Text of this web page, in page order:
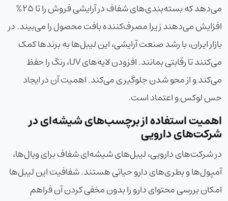
می‌دهد که بسته‌بندی‌های شفاف در آرایشی فروش را تا 25%
افزایش می‌دهند زیرا مصرف‌کننده بافت محصول را می‌بیند. در
بازار ایران، با رشد صنعت آرایشی، این لیبل‌ها به برندها کمک
می‌کنند تا رقابتی بمانند. افزودن لایه‌های UV، رنگ را حفظ
می‌کند و از محو شدن جلوگیری می‌کند. اهمیت آن در ایجاد
حس لوکس و اعتماد است.
اهمیت استفاده از برچسب‌های شیشه‌ای در
شرکت‌های دارویی
در شرکت‌های دارویی، لیبل‌های شیشه‌ای شفاف برای ویال‌ها،
آمپول‌ها و بطری‌های دارو حیاتی هستند. شفافیت این لیبل‌ها
امکان بررسی محتوای دارو را بدون مخفی کردن آن فراهم